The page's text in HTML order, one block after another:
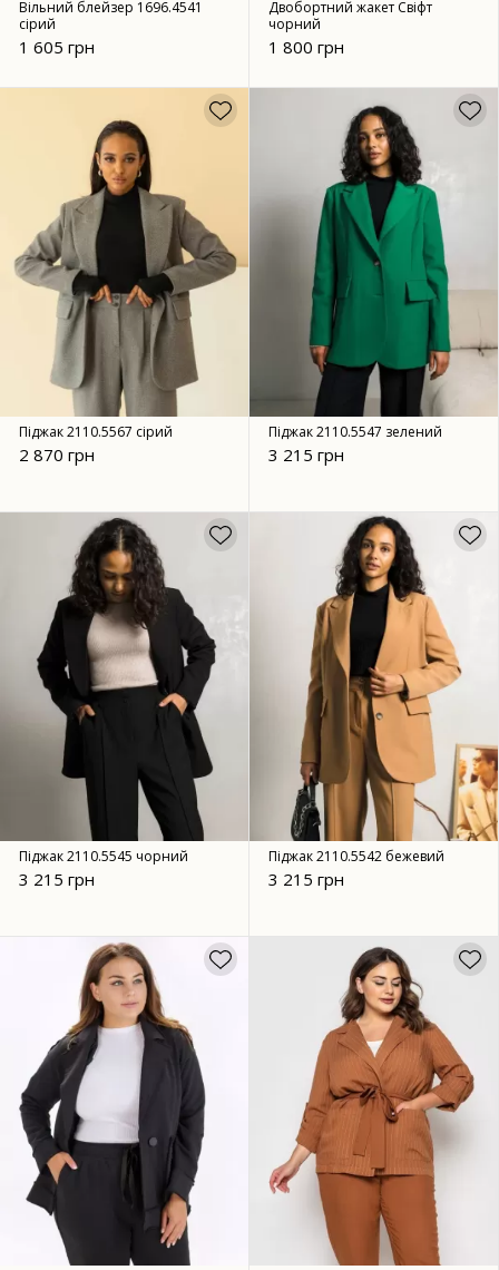
Вільний блейзер 1696.4541
сірий
1 605 грн
Двобортний жакет Свіфт
чорний
1 800 грн
Піджак 2110.5567 сірий
2 870 грн
Піджак 2110.5547 зелений
3 215 грн
Піджак 2110.5545 чорний
3 215 грн
Піджак 2110.5542 бежевий
3 215 грн